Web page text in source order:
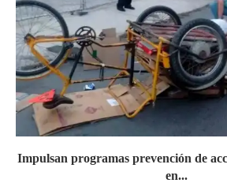
Impulsan programas prevención de
en...